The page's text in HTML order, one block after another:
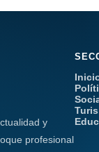
y
profesional